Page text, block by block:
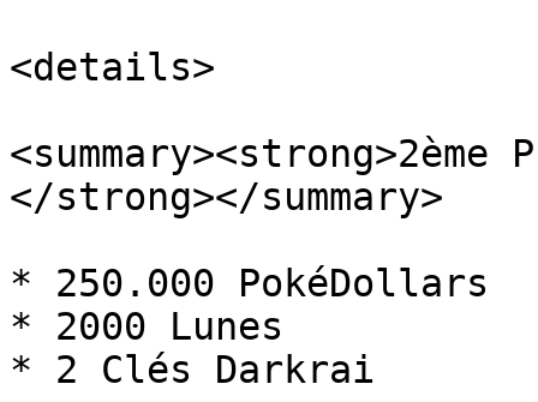
<details>
</strong></summary>
* 250.000 PokéDollars
* 2000 Lunes
* 2 Clés Darkrai